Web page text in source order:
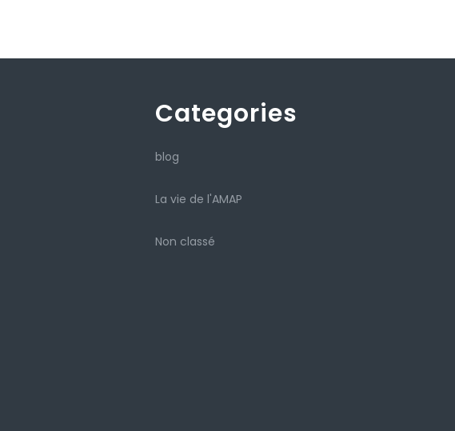
Categories
blog
La vie de l'AMAP
Non classé